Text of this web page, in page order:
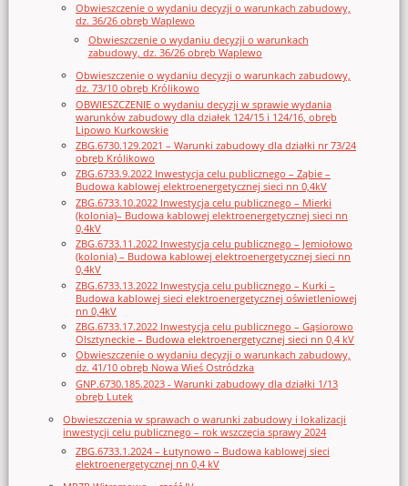
Obwieszczenie o wydaniu decyzji o warunkach zabudowy,
dz. 36/26 obręb Waplewo
Obwieszczenie o wydaniu decyzji o warunkach
zabudowy, dz. 36/26 obręb Waplewo
Obwieszczenie o wydaniu decyzji o warunkach zabudowy,
dz. 73/10 obręb Królikowo
OBWIESZCZENIE o wydaniu decyzji w sprawie wydania
warunków zabudowy dla działek 124/15 i 124/16, obręb
Lipowo Kurkowskie
ZBG.6730.129.2021 – Warunki zabudowy dla działki nr 73/24
obręb Królikowo
ZBG.6733.9.2022 Inwestycja celu publicznego – Ząbie –
Budowa kablowej elektroenergetycznej sieci nn 0,4kV
ZBG.6733.10.2022 Inwestycja celu publicznego – Mierki
(kolonia)– Budowa kablowej elektroenergetycznej sieci nn
0,4kV
ZBG.6733.11.2022 Inwestycja celu publicznego – Jemiołowo
(kolonia) – Budowa kablowej elektroenergetycznej sieci nn
0,4kV
ZBG.6733.13.2022 Inwestycja celu publicznego – Kurki –
Budowa kablowej sieci elektroenergetycznej oświetleniowej
nn 0,4kV
ZBG.6733.17.2022 Inwestycja celu publicznego – Gąsiorowo
Olsztyneckie – Budowa elektroenergetycznej sieci nn 0,4 kV
Obwieszczenie o wydaniu decyzji o warunkach zabudowy,
dz. 41/10 obręb Nowa Wieś Ostródzka
GNP.6730.185.2023 - Warunki zabudowy dla działki 1/13
obręb Lutek
Obwieszczenia w sprawach o warunki zabudowy i lokalizacji
inwestycji celu publicznego – rok wszczęcia sprawy 2024
ZBG.6733.1.2024 – Łutynowo – Budowa kablowej sieci
elektroenergetycznej nn 0,4 kV